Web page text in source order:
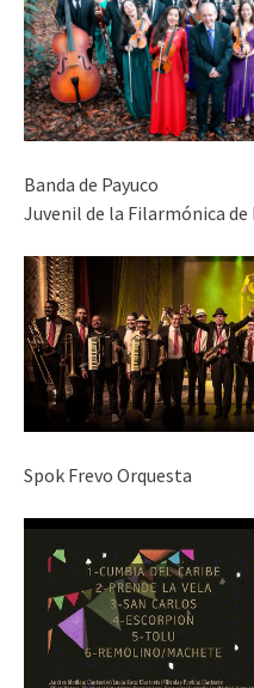
Banda de
Juvenil de la Filarmónica
Spok Frevo Orquesta